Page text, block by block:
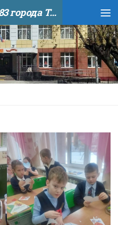
МАОУ Гимназия №83 города Тюмени